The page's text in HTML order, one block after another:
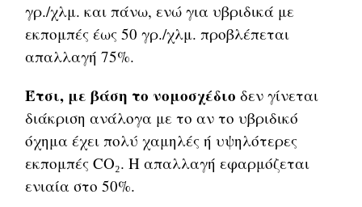
γρ./χλμ. και πάνω, ενώ για υβριδικά με
εκπομπές έως 50 γρ./χλμ. προβλέπεται
απαλλαγή 75%.
Έτσι, με βάση το νομοσχέδιο δεν γίνεται
διάκριση ανάλογα με το αν το υβριδικό
όχημα έχει πολύ χαμηλές ή υψηλότερες
εκπομπές CO₂. Η απαλλαγή εφαρμόζεται
ενιαία στο 50%.